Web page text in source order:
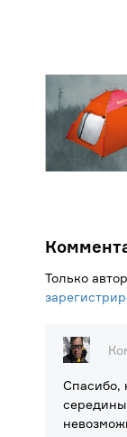
Только
Спасибо,